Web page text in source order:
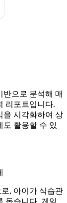
으로 분석해 매
리포트입니다.
을 시각화하여 상
도 활용할 수 있
, 아이가 식습관
돕습니다. 게임